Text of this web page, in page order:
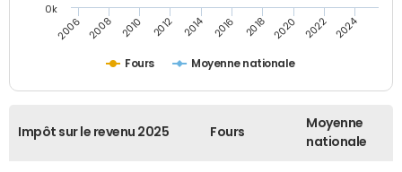
Fours Moyenne nationale
2006 2008 2010 2012 2014 2016 2018 2020 2022 2024
0k
Impôt sur le revenu 2025 Fours
Moyenne
nationale